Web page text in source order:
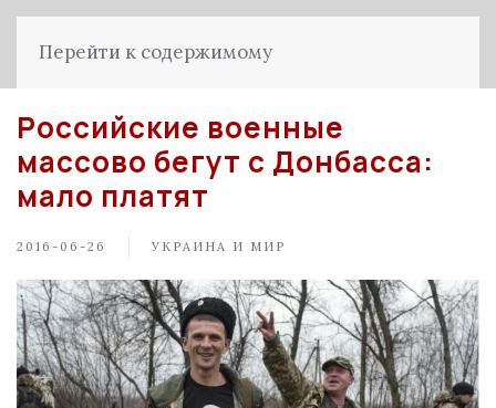
Перейти к содержимому
Российские военные
массово бегут с Донбасса:
мало платят
2016-06-26 УКРАИНА И МИР